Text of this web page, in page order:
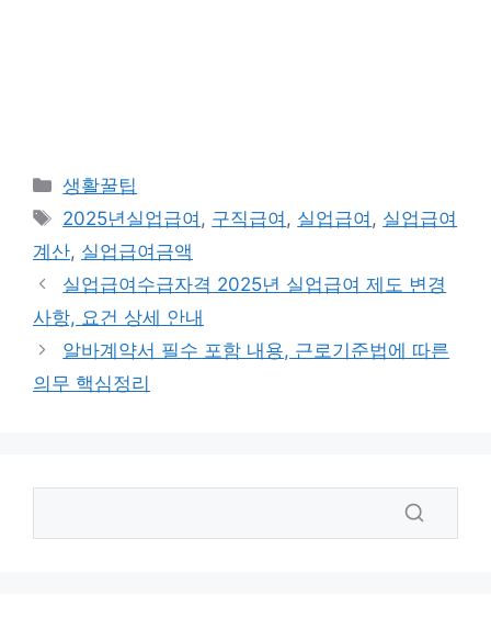
카
테
리
생활꿀팁
태
그
2025년실업급여 , 구직급여 , 실업급여 , 실업급여
계산, 실업급여금액
실업급여수급자격 2025년 실업급여 제도 변경
사항, 요건 상세 안내
알바계약서 필수 포함 내용, 근로기준법에 따른
의무 핵심정리